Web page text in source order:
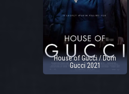
House of Gucci / Dom
Gucci 2021